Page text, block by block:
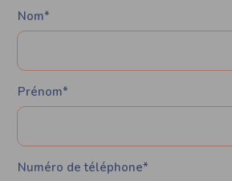
Nom*
Prénom*
Numéro de téléphone*